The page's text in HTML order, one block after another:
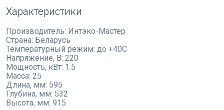
Характеристики
Производитель: Интэко-Мастер
Страна: Беларусь
Температурный режим: до +40C
Напряжение, В: 220
Мощность, кВт: 1.5
Масса: 25
Длина, мм: 595
Глубина, мм: 532
Высота, мм: 915